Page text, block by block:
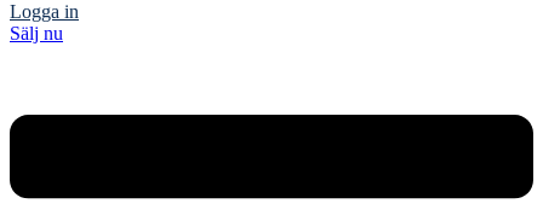
Logga in
Sälj nu